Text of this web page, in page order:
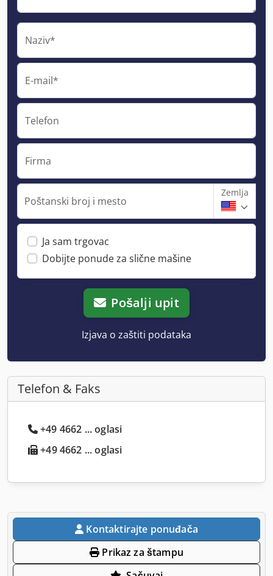
Naziv*
E-mail*
Telefon
Firma
Poštanski broj i mesto
Zemlja
Ja sam trgovac
Dobijte ponude za slične mašine
Pošalji upit
Izjava o zaštiti podataka
Telefon & Faks
+49 4662 ... oglasi
+49 4662 ... oglasi
Kontaktirajte ponuđača
Prikaz za štampu